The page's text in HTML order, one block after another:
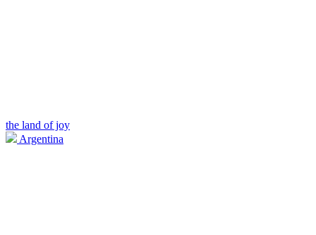
the land of joy
Argentina